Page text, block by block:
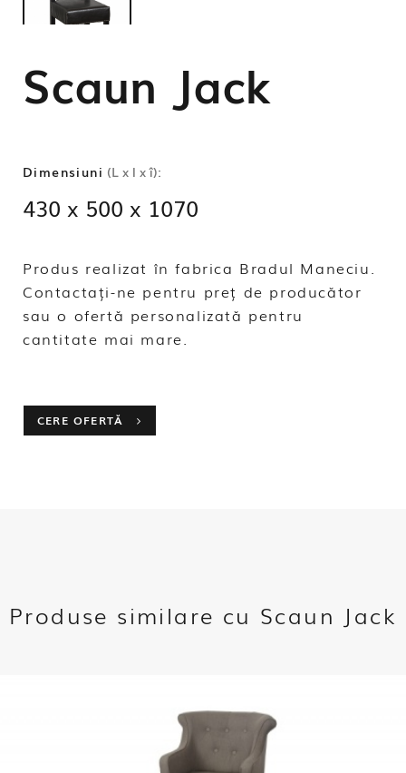
Scaun Jack
Dimensiuni (L x l x î):
430 x 500 x 1070
Produs realizat în fabrica Bradul Maneciu.
Contactați-ne pentru preț de producător
sau o ofertă personalizată pentru
cantitate mai mare.
CERE OFERTĂ
Produse similare cu Scaun Jack